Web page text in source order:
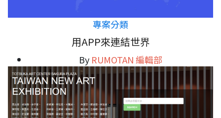
專案分類
用APP來連結世界
By RUMOTAN 編輯部